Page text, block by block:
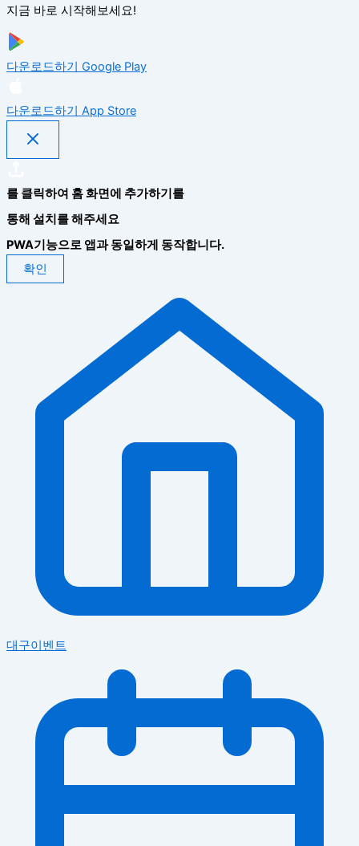
지금 바로 시작해보세요!
다운로드하기 Google Play
다운로드하기 App Store
를 클릭하여 홈 화면에 추가하기를
통해 설치를 해주세요
PWA기능으로 앱과 동일하게 동작합니다.
확인
대구이벤트